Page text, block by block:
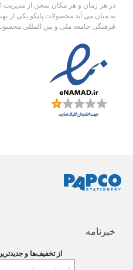
در هر زمان و هر مکان سخن از مدیریت
به میان می آید محصولات پاپکو یکی از
فرهنگی جامعه ملی و بین المللی
خبرنامه
از تخفیف‌ها و